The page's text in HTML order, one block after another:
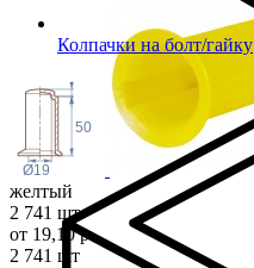
Колпачки на болт/гайку
50
Ø19
желтый
2 741 шт
от 19,10 р.
2 741 шт